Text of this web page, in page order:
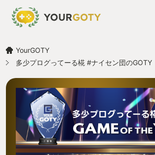
YourGOTY
多少プログってーる椛 #ナイセン団のGOTY